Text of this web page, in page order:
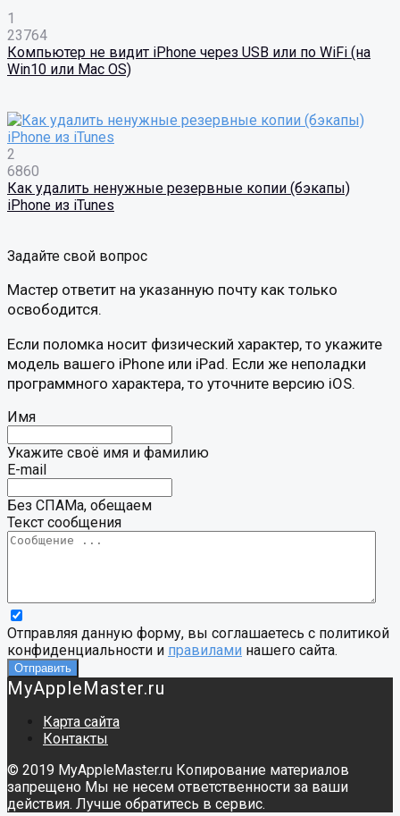
1
23764
Компьютер не видит iPhone через USB или по WiFi (на
Win10 или Mac OS)
2
6860
Как удалить ненужные резервные копии (бэкапы)
iPhone из iTunes
Задайте свой вопрос
Мастер ответит на указанную почту как только
освободится.
Если поломка носит физический характер, то укажите
модель вашего iPhone или iPad. Если же неполадки
программного характера, то уточните версию iOS.
Имя
Укажите своё имя и фамилию
E-mail
Без СПАМа, обещаем
Текст сообщения
Отправляя данную форму, вы соглашаетесь с политикой
конфиденциальности и правилами нашего сайта.
MyAppleMaster.ru
Карта сайта
Контакты
© 2019 MyAppleMaster.ru Копирование материалов
запрещено Мы не несем ответственности за ваши
действия. Лучше обратитесь в сервис.